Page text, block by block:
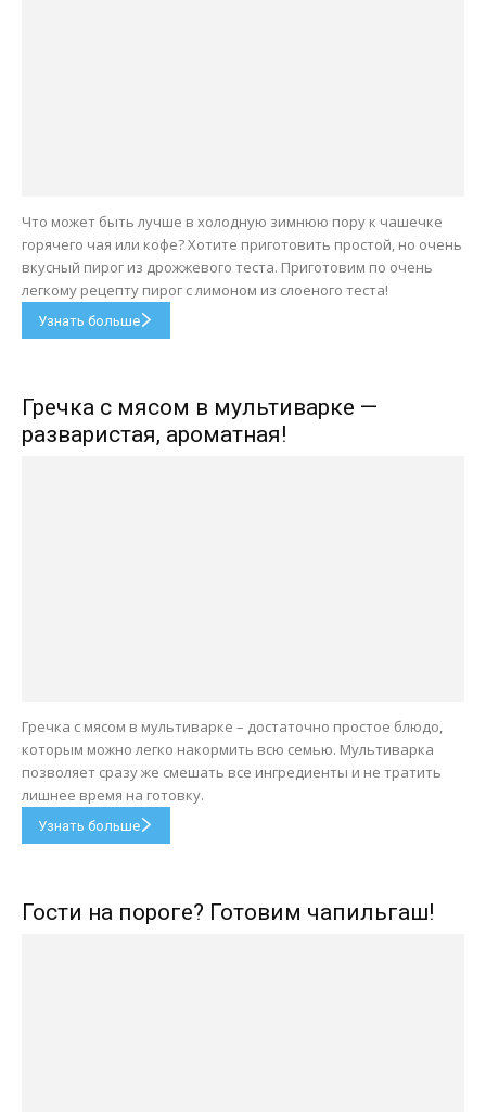
Что может быть лучше в холодную зимнюю пору к чашечке
горячего чая или кофе? Хотите приготовить простой, но очень
вкусный пирог из дрожжевого теста. Приготовим по очень
легкому рецепту пирог с лимоном из слоеного теста!
Узнать больше
Гречка с мясом в мультиварке —
разваристая, ароматная!
Гречка с мясом в мультиварке – достаточно простое блюдо,
которым можно легко накормить всю семью. Мультиварка
позволяет сразу же смешать все ингредиенты и не тратить
лишнее время на готовку.
Узнать больше
Гости на пороге? Готовим чапильгаш!